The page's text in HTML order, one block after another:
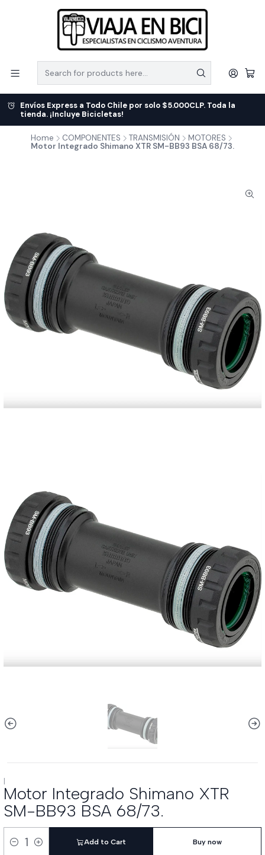
Envíos Express a Todo Chile por solo $5.000CLP. Toda la
tienda. ¡Incluye Bicicletas!
Home COMPONENTES TRANSMISIÓN
MOTORES
Motor Integrado Shimano XTR SM-BB93 BSA 68/73.
|
Motor Integrado Shimano XTR
SM-BB93 BSA 68/73.
Quantity
Add to Cart Buy now